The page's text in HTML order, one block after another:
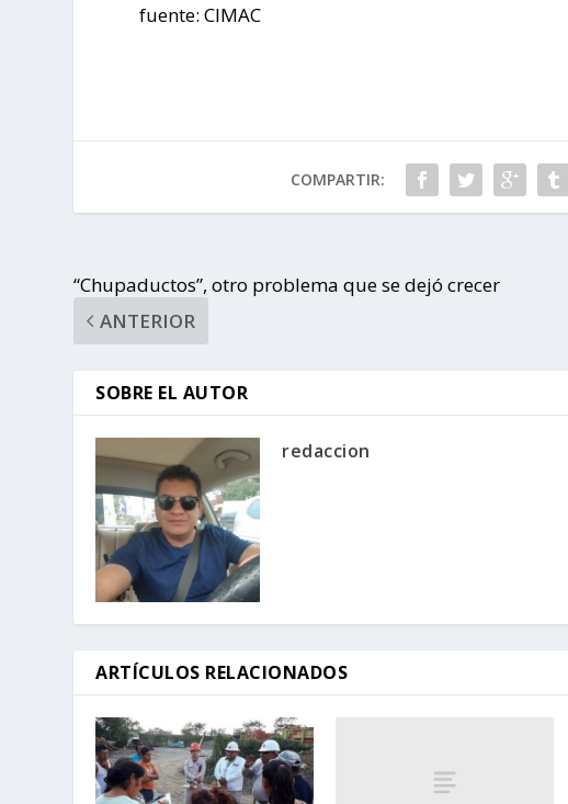
fuente: CIMAC
COMPARTIR:
“Chupaductos”, otro problema que se dejó crecer
ANTERIOR
SOBRE EL AUTOR
redaccion
ARTÍCULOS RELACIONADOS